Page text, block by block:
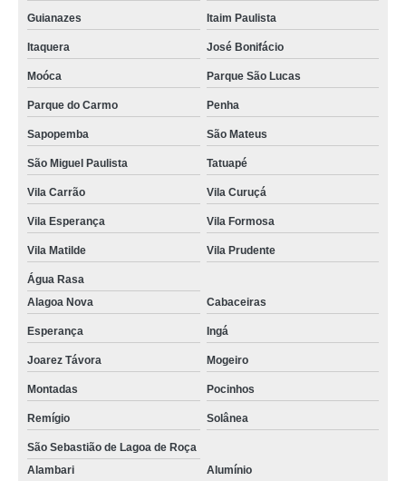
Guianazes Itaim Paulista
Itaquera José Bonifácio
Moóca Parque São Lucas
Parque do Carmo Penha
Sapopemba São Mateus
São Miguel Paulista Tatuapé
Vila Carrão Vila Curuçá
Vila Esperança Vila Formosa
Vila Matilde Vila Prudente
Água Rasa
Alagoa Nova
Cabaceiras
Esperança Ingá
Joarez Távora Mogeiro
Montadas Pocinhos
Remígio Solânea
São Sebastião de Lagoa de Roça
Alambari
Alumínio